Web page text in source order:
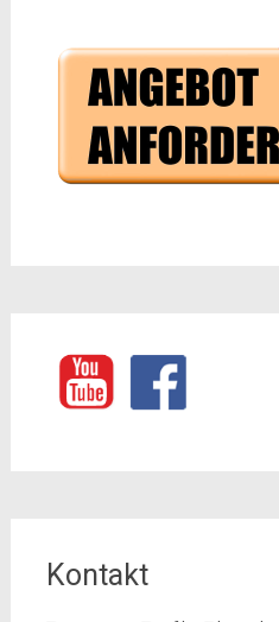
Kontakt